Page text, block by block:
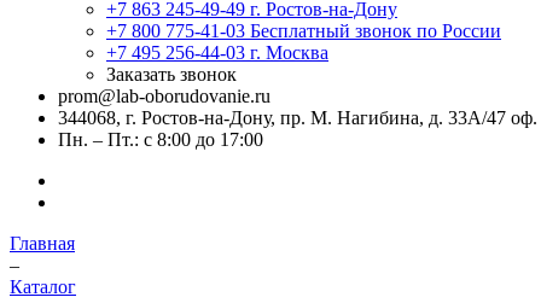
+7 863 245-49-49 г. Ростов-на-Дону
+7 800 775-41-03 Бесплатный звонок по России
+7 495 256-44-03 г. Москва
Заказать звонок
prom@lab-oborudovanie.ru
344068, г. Ростов-на-Дону, пр. М. Нагибина, д. 33А/47 оф.
Пн. – Пт.: с 8:00 до 17:00
Главная
–
Каталог